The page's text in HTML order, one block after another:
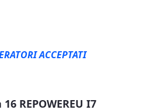
ACCEPTATI
REPOWEREU I7